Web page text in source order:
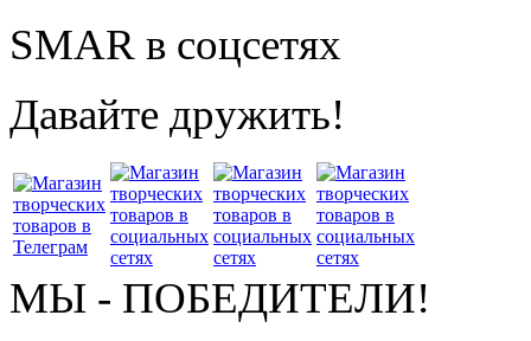
SMAR в соцсетях
Давайте дружить!
МЫ - ПОБЕДИТЕЛИ!